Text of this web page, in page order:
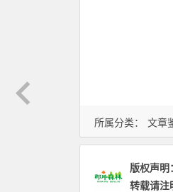
所属分类： 文章
版权声明：
转载请注